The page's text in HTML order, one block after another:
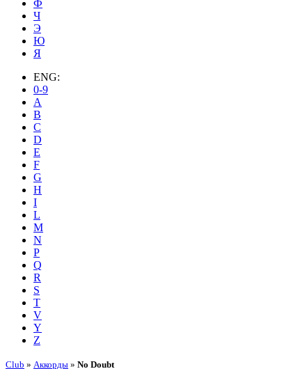
Ф
Ч
Э
Ю
Я
ENG:
0-9
A
B
C
D
E
F
G
H
I
L
M
N
P
Q
R
S
T
V
Y
Z
Club » Аккорды » No Doubt